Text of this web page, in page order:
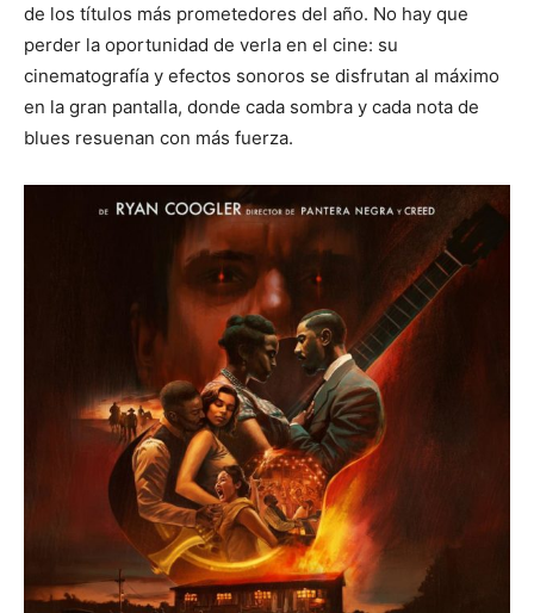
de los títulos más prometedores del año. No hay que
perder la oportunidad de verla en el cine: su
cinematografía y efectos sonoros se disfrutan al máximo
en la gran pantalla, donde cada sombra y cada nota de
blues resuenan con más fuerza.